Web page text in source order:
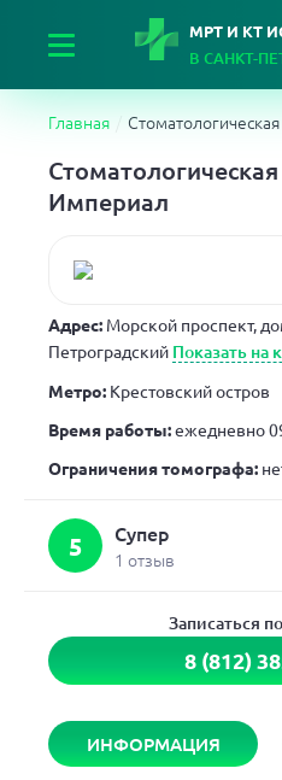
МРТ И КТ
В САНКТ-
Главная
Империал
Адрес: Морской проспект,
Петроградский Показать на
Метро: Крестовский остров
Время работы:ежедневно
Ограничения томографа:
5 Супер
1 отзыв
Записаться
8 (812)
ИНФОРМАЦИЯ